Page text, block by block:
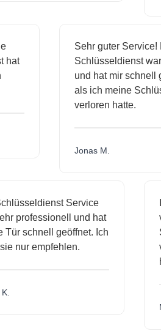
hat
Sehr guter
Schlüsseldienst
und hat mir
als ich meine
verloren hatte.
Jonas M.
Service
professionell und hat
schnell geöffnet. Ich
nur empfehlen.